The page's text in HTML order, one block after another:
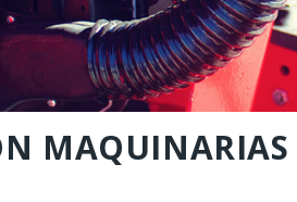
NOSSA
CONTACTO
MAQUINARIAS